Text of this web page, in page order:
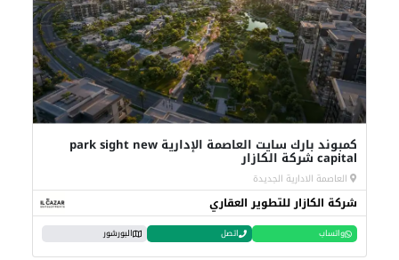
كمبوند بارك سايت العاصمة الإدارية park sight new
capital شركة الكازار
العاصمة الادارية الجديدة
شركة الكازار للتطوير العقاري
واتساب اتصل البورشور